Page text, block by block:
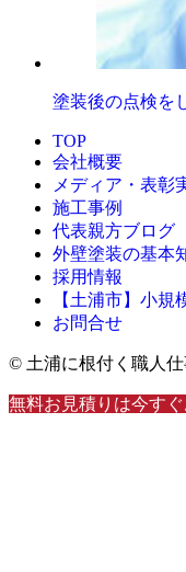
塗装後の点検を
TOP
会社概要
メディア・表彰
施工事例
代表親方ブログ
外壁塗装の基本
採用情報
【土浦市】小規
お問合せ
© 土浦に根付く職人
無料お見積りは今すぐ